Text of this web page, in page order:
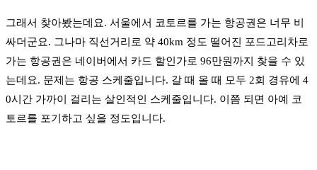
그래서 찾아봤는데요. 서울에서 코토르를 가는 항공권은 너무 비
싸더군요. 그나마 직선거리로 약 40km 정도 떨어진 포드고리차로
가는 항공권은 네이버에서 카드 할인가로 96만원까지 찾을 수 있
는데요. 문제는 항공 스케줄입니다. 갈 때 올 때 모두 2회 경유에 4
0시간 가까이 걸리는 살인적인 스케줄입니다. 이쯤 되면 아예 코
토르를 포기하고 싶을 정도입니다.